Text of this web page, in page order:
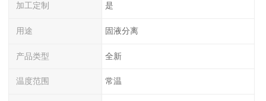
加工定制 是
用途 固液分离
产品类型 全新
温度范围 常温